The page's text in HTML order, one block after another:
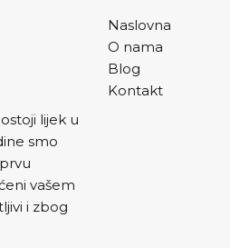
lijek u
smo
vašem
i zbog
Naslovna
O nama
Blog
Kontakt